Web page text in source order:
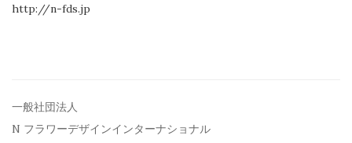
http://n-fds.jp
一般社団法人
N フラワーデザインインターナショナル